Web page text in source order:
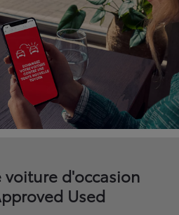
voiture d'occasion
Used